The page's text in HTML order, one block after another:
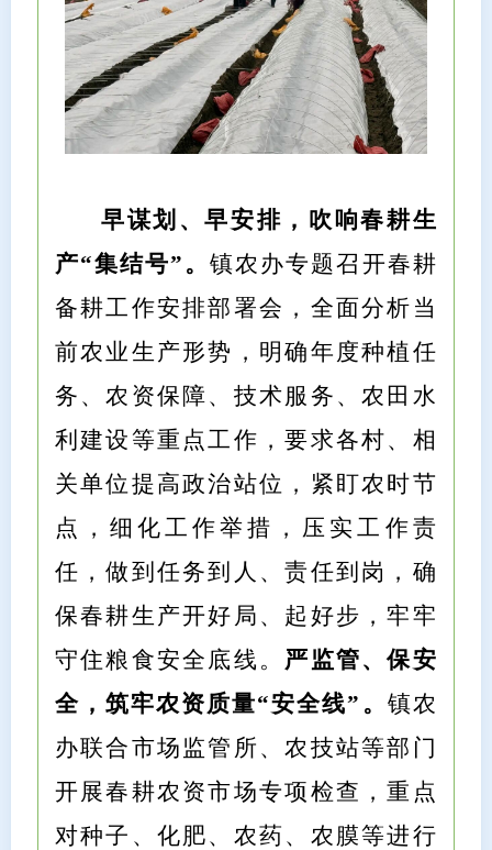
早谋划、早安排，吹响春耕生
产“集结号”。镇农办专题召开春耕
备耕工作安排部署会，全面分析当
前农业生产形势，明确年度种植任
务、农资保障、技术服务、农田水
利建设等重点工作，要求各村、相
关单位提高政治站位，紧盯农时节
点，细化工作举措，压实工作责
任，做到任务到人、责任到岗，确
保春耕生产开好局、起好步，牢牢
守住粮食安全底线。 严监管、保安
全，筑牢农资质量“安全线”。 镇农
办联合市场监管所、农技站等部门
开展春耕农资市场专项检查，重点
对种子、化肥、农药、农膜等进行